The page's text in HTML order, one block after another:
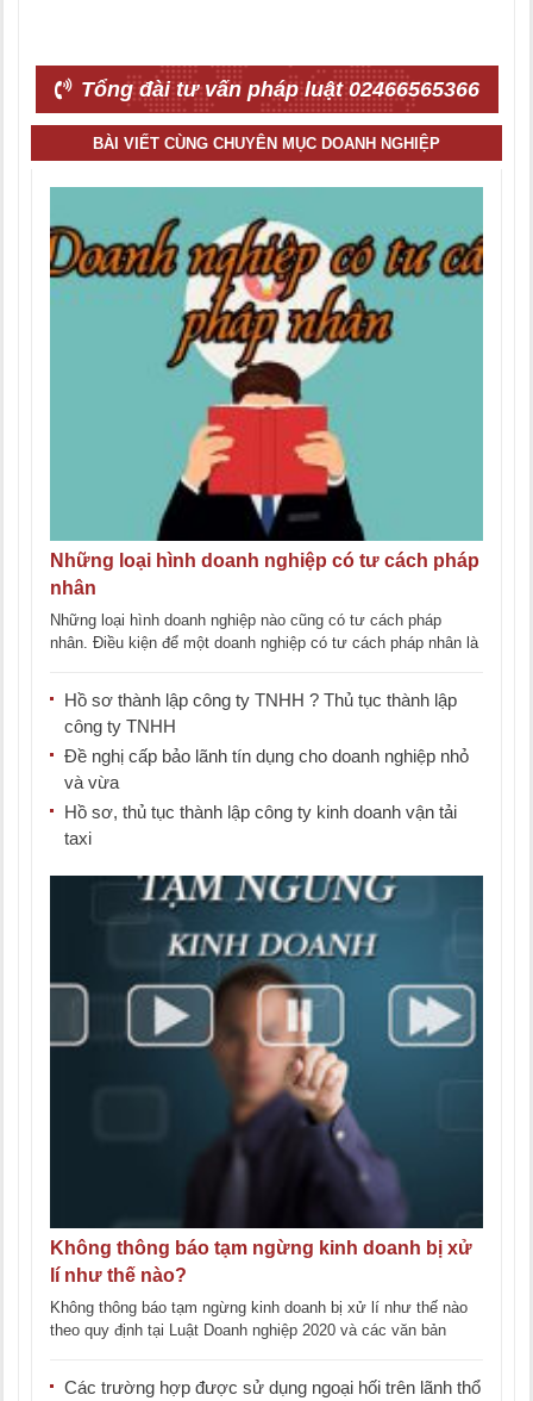
Tổng đài tư vấn pháp luật 02466565366
BÀI VIẾT CÙNG CHUYÊN MỤC DOANH NGHIỆP
Những loại hình doanh nghiệp có tư cách pháp
nhân
Những loại hình doanh nghiệp nào cũng có tư cách pháp
nhân. Điều kiện để một doanh nghiệp có tư cách pháp nhân là
Hồ sơ thành lập công ty TNHH ? Thủ tục thành lập
công ty TNHH
Đề nghị cấp bảo lãnh tín dụng cho doanh nghiệp nhỏ
và vừa
Hồ sơ, thủ tục thành lập công ty kinh doanh vận tải
taxi
Không thông báo tạm ngừng kinh doanh bị xử
lí như thế nào?
Không thông báo tạm ngừng kinh doanh bị xử lí như thế nào
theo quy định tại Luật Doanh nghiệp 2020 và các văn bản
Các trường hợp được sử dụng ngoại hối trên lãnh thổ